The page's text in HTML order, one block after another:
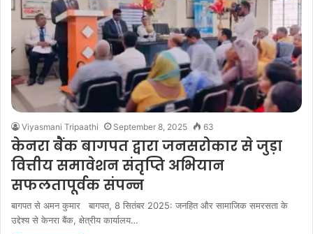
Viyasmani Tripaathi September 8, 2025 63
केनरा बैंक बागपत द्वारा जनसरोकार से जुड़ा
वित्तीय समावेशन संतृप्ति अभियान
सफलतापूर्वक संपन्न
बागपत से अमन कुमार बागपत, 8 सितंबर 2025: जनहित और सामाजिक समरसता के
उद्देश्य से केनरा बैंक, क्षेत्रीय कार्यालय…